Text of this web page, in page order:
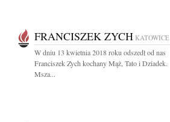
FRANCISZEK ZYCH KATOWICE
W dniu 13 kwietnia 2018 roku odszedł od nas
Franciszek Zych kochany Mąż, Tato i Dziadek.
Msza...